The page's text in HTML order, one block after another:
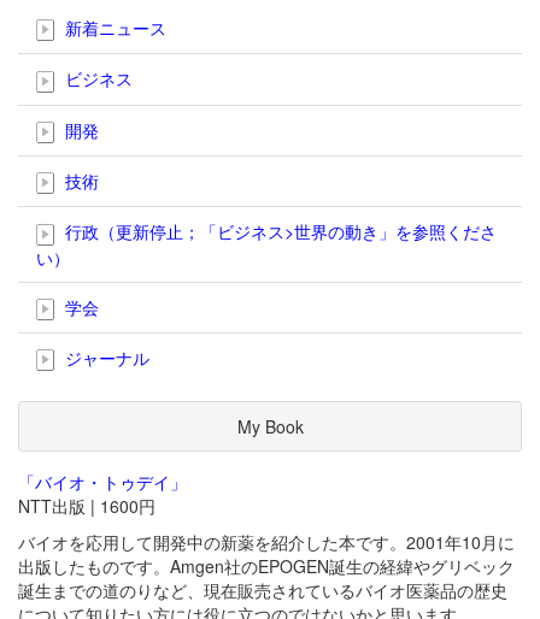
新着ニュース
ビジネス
開発
技術
行政（更新停止；「ビジネス>世界の動き」を参照くださ
い）
学会
ジャーナル
My Book
「バイオ・トゥデイ」
NTT出版 | 1600円
バイオを応用して開発中の新薬を紹介した本です。2001年10月に
出版したものです。Amgen社のEPOGEN誕生の経緯やグリベック
誕生までの道のりなど、現在販売されているバイオ医薬品の歴史